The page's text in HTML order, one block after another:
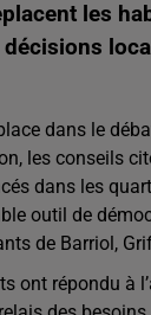
les
décisions
dans le
les conseils
dans les
outil de
de Barriol,
ont répondu à